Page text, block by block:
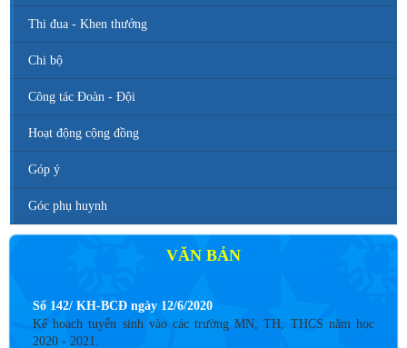
Thi đua - Khen thưởng
Chi bộ
Công tác Đoàn - Đội
Hoạt động cộng đồng
Góp ý
Góc phụ huynh
VĂN BẢN
Kế hoạch tuyển sinh vào các trường MN, TH, THCS năm học
2020 - 2021.